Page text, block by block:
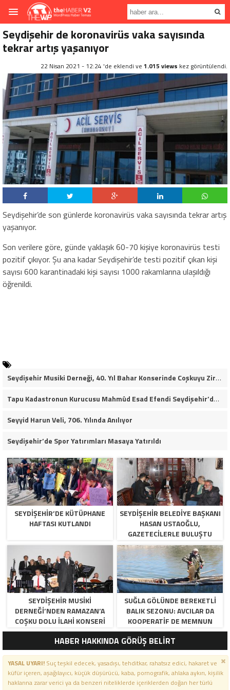
Seydişehir de koronavirüs vaka sayısında
tekrar artış yaşanıyor
22 Nisan 2021 - 12:24 'de eklendi ve 1.015 views kez görüntülendi.
Seydişehir’de son günlerde koronavirüs vaka sayısında tekrar artış
yaşanıyor.
Son verilere göre, günde yaklaşık 60-70 kişiye koronavirüs testi
pozitif çıkıyor. Şu ana kadar Seydişehir’de testi pozitif çıkan kişi
sayısı 600 karantinadaki kişi sayısı 1000 rakamlarına ulaşıldığı
öğrenildi.
Seydişehir Musiki Derneği, 40. Yıl Bahar Konserinde Coşkuyu Zirveye Taşıdı (VİDEO HABER)
Tapu Kadastronun Kurucusu Mahmûd Esad Efendi Seydişehir’de Anıldı
Seyyid Harun Veli, 706. Yılında Anılıyor
Seydişehir’de Spor Yatırımları Masaya Yatırıldı
SEYDIŞEHIR’DE KÜTÜPHANE
HAFTASI KUTLANDI
SEYDIŞEHIR BELEDIYE BAŞKANI
HASAN USTAOĞLU,
GAZETECILERLE BULUŞTU
SEYDIŞEHIR MUSIKI
DERNEĞI’NDEN RAMAZAN’A
COŞKU DOLU İLAHI KONSERI
SUĞLA GÖLÜNDE BEREKETLI
BALIK SEZONU: AVCILAR DA
KOOPERATIF DE MEMNUN
HABER HAKKINDA GÖRÜŞ BELİRT
YASAL UYARI!Suç teşkil edecek, yasadışı, tehditkar, rahatsız edici, hakaret ve
küfür içeren, aşağılayıcı, küçük düşürücü, kaba, pornografik, ahlaka aykırı, kişilik
haklarına zarar verici ya da benzeri niteliklerde içeriklerden doğan her türlü